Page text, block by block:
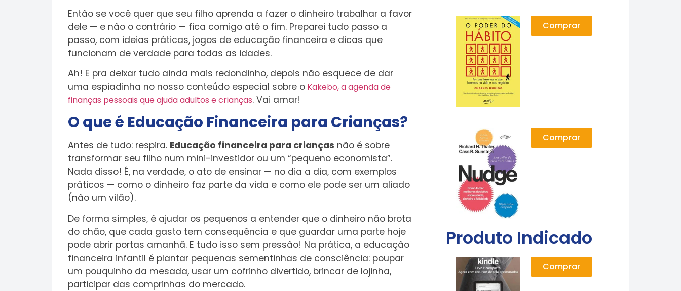
Então se você quer que seu filho aprenda a fazer o dinheiro trabalhar a favor
dele — e não o contrário — fica comigo até o fim. Preparei tudo passo a
passo, com ideias práticas, jogos de educação financeira e dicas que
funcionam de verdade para todas as idades.
Ah! E pra deixar tudo ainda mais redondinho, depois não esquece de dar
uma espiadinha no nosso conteúdo especial sobre o Kakebo, a agenda de
finanças pessoais que ajuda adultos e crianças. Vai amar!
O que é Educação Financeira para Crianças?
Antes de tudo: respira. Educação financeira para crianças não é sobre
transformar seu filho num mini-investidor ou um “pequeno economista”.
Nada disso! É, na verdade, o ato de ensinar — no dia a dia, com exemplos
práticos — como o dinheiro faz parte da vida e como ele pode ser um aliado
(não um vilão).
De forma simples, é ajudar os pequenos a entender que o dinheiro não brota
do chão, que cada gasto tem consequência e que guardar uma parte hoje
pode abrir portas amanhã. E tudo isso sem pressão! Na prática, a educação
financeira infantil é plantar pequenas sementinhas de consciência: poupar
um pouquinho da mesada, usar um cofrinho divertido, brincar de lojinha,
participar das comprinhas do mercado.
Comprar
Comprar
Produto Indicado
Comprar